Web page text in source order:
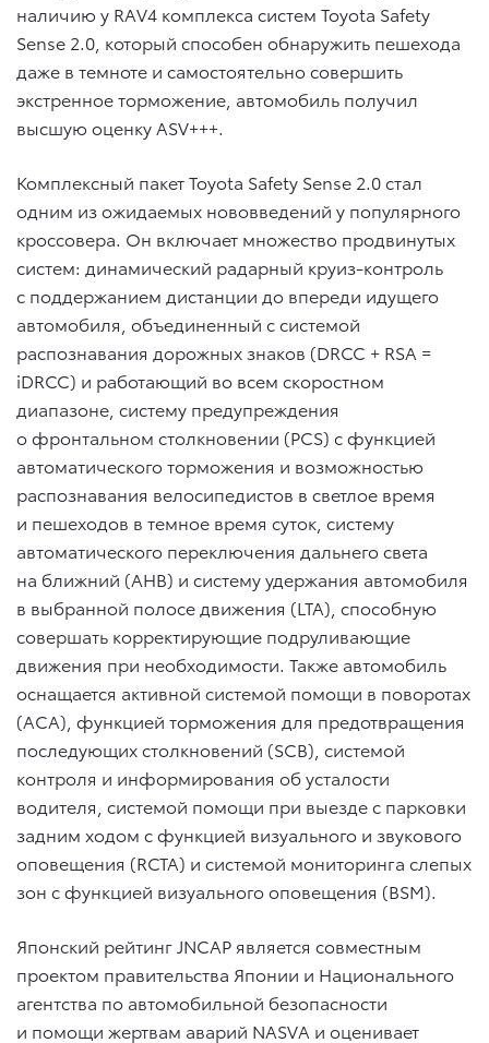
наличию у RAV4 комплекса систем Toyota Safety
Sense 2.0, который способен обнаружить пешехода
даже в темноте и самостоятельно совершить
экстренное торможение, автомобиль получил
высшую оценку ASV+++.
Комплексный пакет Toyota Safety Sense 2.0 стал
одним из ожидаемых нововведений у популярного
кроссовера. Он включает множество продвинутых
систем: динамический радарный круиз-контроль
с поддержанием дистанции до впереди идущего
автомобиля, объединенный с системой
распознавания дорожных знаков (DRCC + RSA =
iDRCC) и работающий во всем скоростном
диапазоне, систему предупреждения
о фронтальном столкновении (PCS) с функцией
автоматического торможения и возможностью
распознавания велосипедистов в светлое время
и пешеходов в темное время суток, систему
автоматического переключения дальнего света
на ближний (AHB) и систему удержания автомобиля
в выбранной полосе движения (LTA), способную
совершать корректирующие подруливающие
движения при необходимости. Также автомобиль
оснащается активной системой помощи в поворотах
(ACA), функцией торможения для предотвращения
последующих столкновений (SCB), системой
контроля и информирования об усталости
водителя, системой помощи при выезде с парковки
задним ходом с функцией визуального и звукового
оповещения (RCTA) и системой мониторинга слепых
зон с функцией визуального оповещения (BSM).
Японский рейтинг JNCAP является совместным
проектом правительства Японии и Национального
агентства по автомобильной безопасности
и помощи жертвам аварий NASVA и оценивает